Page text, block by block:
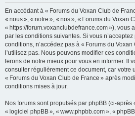
En accédant à « Forums du Voxan Club de
« nous », « notre », « nos », « Forums du Voxan
« https://forum.voxanclubdefrance.com »), vous
par les conditions suivantes. Si vous n’acceptez
conditions, n’accédez pas à « Forums du
l’utilisez pas. Nous pouvons modifier ces
ferons de notre mieux pour vous en informer. Il
consulter régulièrement ce document, car votre
« Forums du Voxan Club de France » après
conditions mises à jour.
Nos forums sont propulsés par phpBB (ci-après
« logiciel phpBB », « www.phpbb.com », «